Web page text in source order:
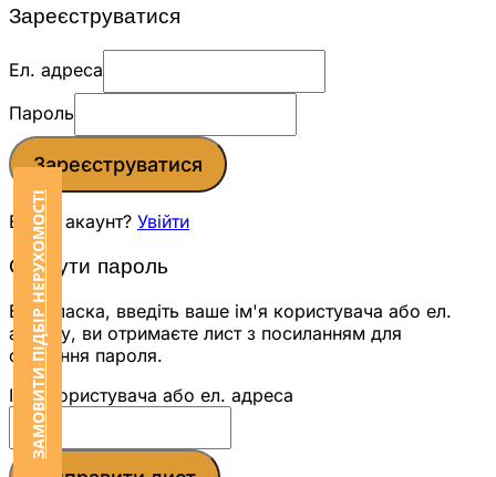
ЗАМОВИТИ ПІДБІР НЕРУХОМОСТІ
Зареєструватися
Ел. адреса
Пароль
Зареєструватися
Вже є акаунт? Увійти
Скинути пароль
Будь ласка, введіть ваше ім'я користувача або ел.
адресу, ви отримаєте лист з посиланням для
скидання пароля.
Ім'я користувача або ел. адреса